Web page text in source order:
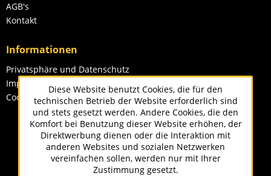
AGB's
Kontakt
Informationen
Privatsphäre und Datenschutz
Impressum
Cookie-Einstellungen
Diese Website benutzt Cookies, die für den
technischen Betrieb der Website erforderlich sind
und stets gesetzt werden. Andere Cookies, die den
Komfort bei Benutzung dieser Website erhöhen, der
Direktwerbung dienen oder die Interaktion mit
anderen Websites und sozialen Netzwerken
vereinfachen sollen, werden nur mit Ihrer
Zustimmung gesetzt.